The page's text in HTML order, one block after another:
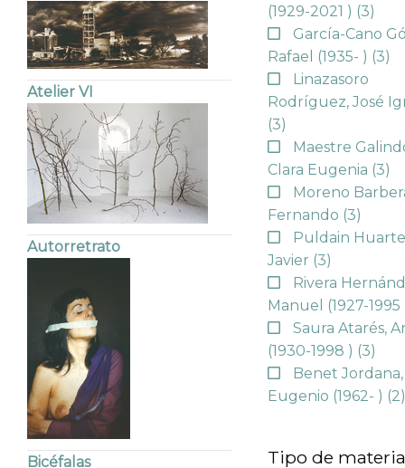
Atelier VI
Autorretrato
Bicéfalas
(1929-2021 ) (3)
García-Cano
Rafael (1935- ) (3)
Linazasoro
Rodríguez, José
(3)
Maestre
Clara Eugenia (3)
Moreno
Fernando (3)
Puldain
Javier (3)
Rivera
Manuel (1927-
Saura Atarés,
(1930-1998 ) (3)
Benet Jordana,
Eugenio (1962- )
Tipo de